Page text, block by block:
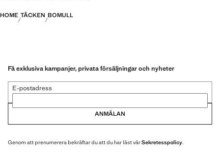
HOME TÄCKEN BOMULL
Få exklusiva kampanjer, privata försäljningar och nyheter
E-postadress
ANMÄLAN
Genom att prenumerera bekräftar du att du har läst vårSekretesspolicy.